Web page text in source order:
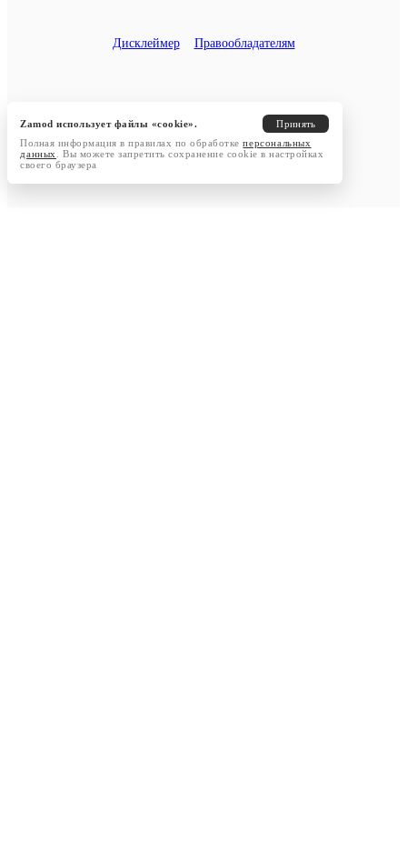
Дисклеймер Правообладателям
Zamod использует файлы «cookie».
Принять
Полная информация в правилах по обработкеперсональных
данных
. Вы можете запретить сохранение cookie в настройках
своего браузера